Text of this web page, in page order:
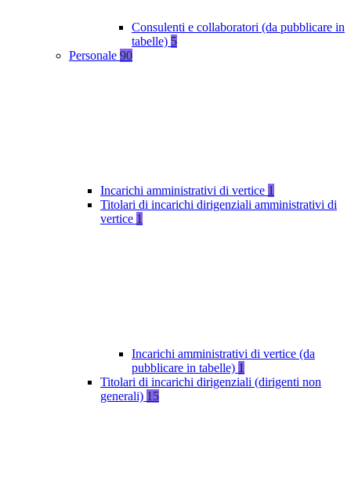
Consulenti e collaboratori (da pubblicare in
tabelle) 5
Personale 90
Incarichi amministrativi di vertice 1
Titolari di incarichi dirigenziali amministrativi di
vertice 1
Incarichi amministrativi di vertice (da
pubblicare in tabelle) 1
Titolari di incarichi dirigenziali (dirigenti non
generali) 15